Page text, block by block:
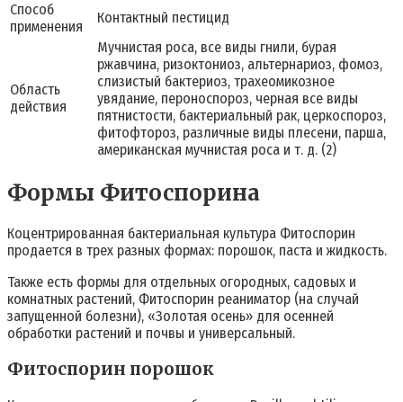
Способ
применения
Контактный пестицид
Область
действия
Мучнистая роса, все виды гнили, бурая
ржавчина, ризоктониоз, альтернариоз, фомоз,
слизистый бактериоз, трахеомикозное
увядание, пероноспороз, черная все виды
пятнистости, бактериальный рак, церкоспороз,
фитофтороз, различные виды плесени, парша,
американская мучнистая роса и т. д. (2)
Формы Фитоспорина
Коцентрированная бактериальная культура Фитоспорин
продается в трех разных формах: порошок, паста и жидкость.
Также есть формы для отдельных огородных, садовых и
комнатных растений, Фитоспорин реаниматор (на случай
запущенной болезни), «Золотая осень» для осенней
обработки растений и почвы и универсальный.
Фитоспорин порошок